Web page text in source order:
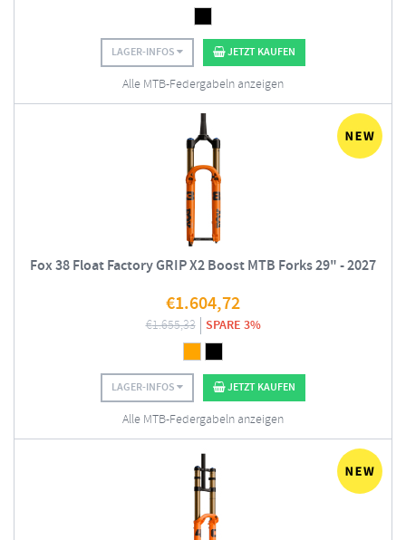
LAGER-INFOS JETZT KAUFEN
Alle MTB-Federgabeln anzeigen
Fox 38 Float Factory GRIP X2 Boost MTB Forks 29" - 2027
€1.604,72
€1.655,33 SPARE 3%
LAGER-INFOS JETZT KAUFEN
Alle MTB-Federgabeln anzeigen